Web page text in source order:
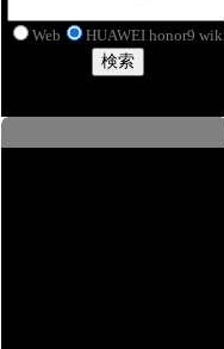
Web HUAWEI honor9